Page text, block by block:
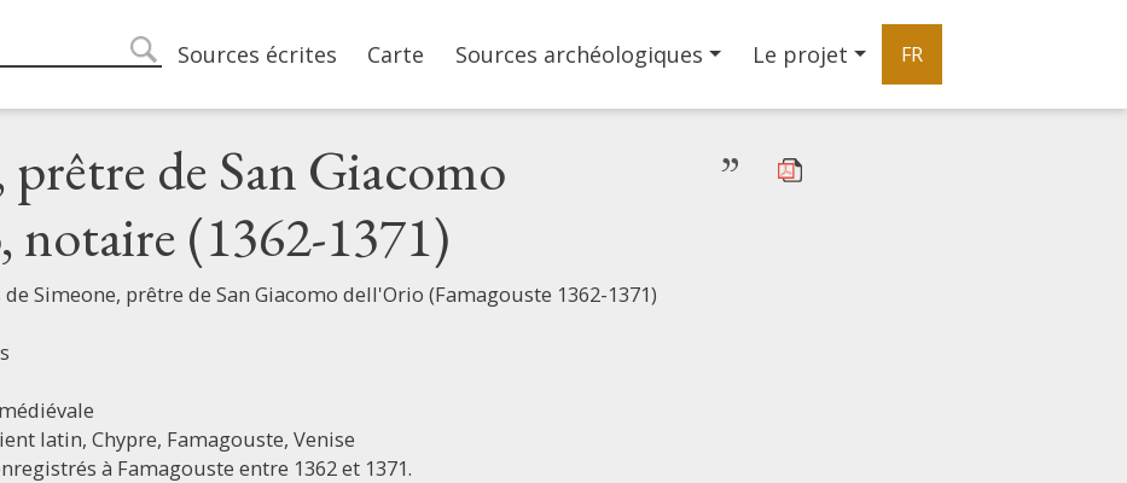
search
Main navigation
Sources écrites Carte Sources archéologiques Le projet FR
prêtre de San Giacomo
(1362-1371)
”
Simeone, prêtre de San Giacomo dell'Orio (Famagouste 1362-1371)
médiévale
latin, Chypre, Famagouste, Venise
à Famagouste entre 1362 et 1371.